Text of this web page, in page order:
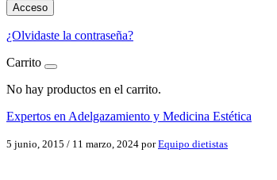
Acceso
¿Olvidaste la contraseña?
Carrito
No hay productos en el carrito.
Expertos en Adelgazamiento y Medicina Estética
5 junio, 2015 / 11 marzo, 2024 porEquipo dietistas